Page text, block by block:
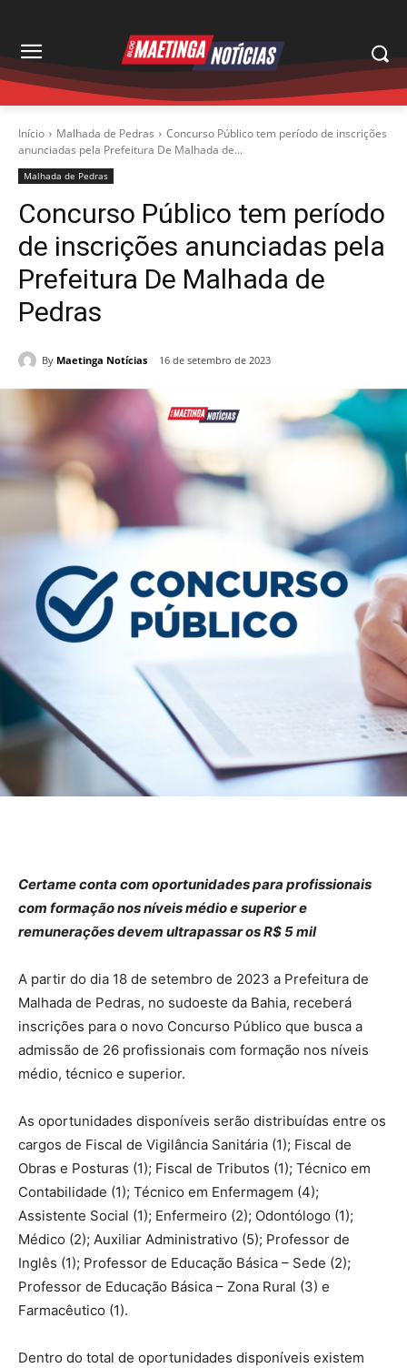
Início Malhada de Pedras
Concurso Público tem período de inscrições
anunciadas pela Prefeitura De Malhada de...
Malhada de Pedras
Concurso Público tem período
de inscrições anunciadas pela
Prefeitura De Malhada de
Pedras
By Maetinga Notícias 16 de setembro de 2023
Certame conta com oportunidades para profissionais
com formação nos níveis médio e superior e
remunerações devem ultrapassar os R$ 5 mil
A partir do dia 18 de setembro de 2023 a Prefeitura de
Malhada de Pedras, no sudoeste da Bahia, receberá
inscrições para o novo Concurso Público que busca a
admissão de 26 profissionais com formação nos níveis
médio, técnico e superior.
As oportunidades disponíveis serão distribuídas entre os
cargos de Fiscal de Vigilância Sanitária (1); Fiscal de
Obras e Posturas (1); Fiscal de Tributos (1); Técnico em
Contabilidade (1); Técnico em Enfermagem (4);
Assistente Social (1); Enfermeiro (2); Odontólogo (1);
Médico (2); Auxiliar Administrativo (5); Professor de
Inglês (1); Professor de Educação Básica – Sede (2);
Professor de Educação Básica – Zona Rural (3) e
Farmacêutico (1).
Dentro do total de oportunidades disponíveis existem